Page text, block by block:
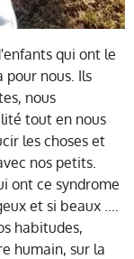
qui ont le
pour nous. Ils
nous
tout en nous
les choses et
nos petits.
ont ce syndrome
et si beaux ....
habitudes,
humain, sur la